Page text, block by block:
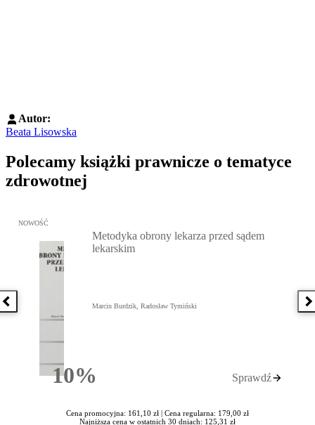
Autor:
Beata Lisowska
Polecamy książki prawnicze o tematyce
zdrowotnej
Poprzednia książka
Przejdź do: Metodyka obrony lekarza przed sądem lekarskim,
NOWOŚĆ
10%Rabatu
Metodyka obrony lekarza przed sądem
lekarskim
Marcin Burdzik, Radosław Tymiński
Sprawdź
Cena promocyjna: 161,10 zł | Cena regularna: 179,00 zł
Najniższa cena w ostatnich 30 dniach: 125,31 zł